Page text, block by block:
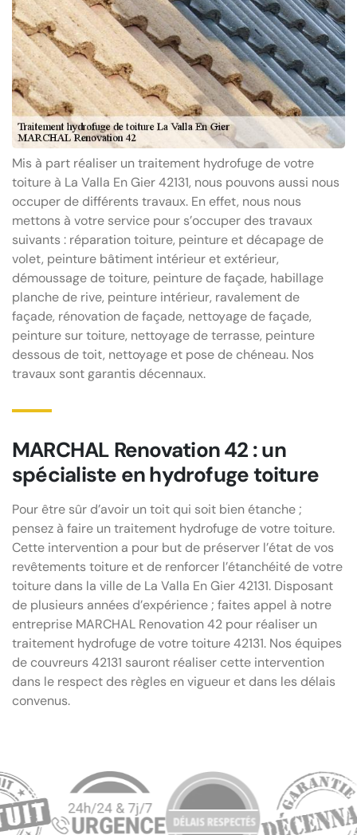
Mis à part réaliser un traitement hydrofuge de votre
toiture à La Valla En Gier 42131, nous pouvons aussi nous
occuper de différents travaux. En effet, nous nous
mettons à votre service pour s’occuper des travaux
suivants : réparation toiture, peinture et décapage de
volet, peinture bâtiment intérieur et extérieur,
démoussage de toiture, peinture de façade, habillage
planche de rive, peinture intérieur, ravalement de
façade, rénovation de façade, nettoyage de façade,
peinture sur toiture, nettoyage de terrasse, peinture
dessous de toit, nettoyage et pose de chéneau. Nos
travaux sont garantis décennaux.
MARCHAL Renovation 42 : un
spécialiste en hydrofuge toiture
Pour être sûr d’avoir un toit qui soit bien étanche ;
pensez à faire un traitement hydrofuge de votre toiture.
Cette intervention a pour but de préserver l’état de vos
revêtements toiture et de renforcer l’étanchéité de votre
toiture dans la ville de La Valla En Gier 42131. Disposant
de plusieurs années d’expérience ; faites appel à notre
entreprise MARCHAL Renovation 42 pour réaliser un
traitement hydrofuge de votre toiture 42131. Nos équipes
de couvreurs 42131 sauront réaliser cette intervention
dans le respect des règles en vigueur et dans les délais
convenus.